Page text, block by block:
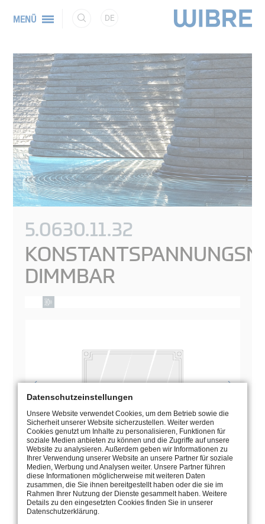
MENÜ DE
5.0630.11.32
DIMMBAR
BEDIENUNGSANLEITUNG
ZEICHNUNG
Datenschutzeinstellungen
Unsere Website verwendet Cookies, um dem Betrieb sowie die
Sicherheit unserer Website sicherzustellen. Weiter werden
Cookies genutzt um Inhalte zu personalisieren, Funktionen für
soziale Medien anbieten zu können und die Zugriffe auf unsere
Website zu analysieren. Außerdem geben wir Informationen zu
Ihrer Verwendung unserer Website an unsere Partner für soziale
Medien, Werbung und Analysen weiter. Unsere Partner führen
diese Informationen möglicherweise mit weiteren Daten
zusammen, die Sie ihnen bereitgestellt haben oder die sie im
Rahmen Ihrer Nutzung der Dienste gesammelt haben. Weitere
Details zu den eingesetzten Cookies finden Sie in unserer
Datenschutzerklärung.